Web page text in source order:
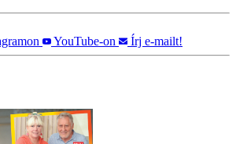
YouTube-on Írj e-mailt!